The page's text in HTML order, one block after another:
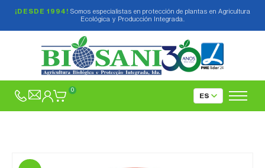
¡DESDE 1994! Somos especialistas en protección de plantas en Agricultura
Ecológica y Producción Integrada.
0